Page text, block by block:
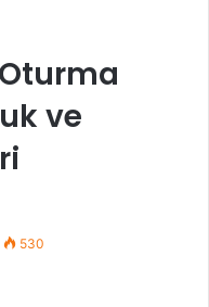
Oturma
ve
530